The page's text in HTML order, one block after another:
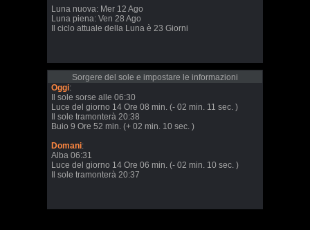
Luna nuova: Mer 12 Ago
Luna piena: Ven 28 Ago
Il ciclo attuale della Luna è 23 Giorni
Sorgere del sole e impostare le informazioni
Oggi:
Il sole sorse alle 06:30
Luce del giorno 14 Ore 08 min. (- 02 min. 11 sec. )
Il sole tramonterà 20:38
Buio 9 Ore 52 min. (+ 02 min. 10 sec. )
Domani:
Alba 06:31
Luce del giorno 14 Ore 06 min. (- 02 min. 10 sec. )
Il sole tramonterà 20:37